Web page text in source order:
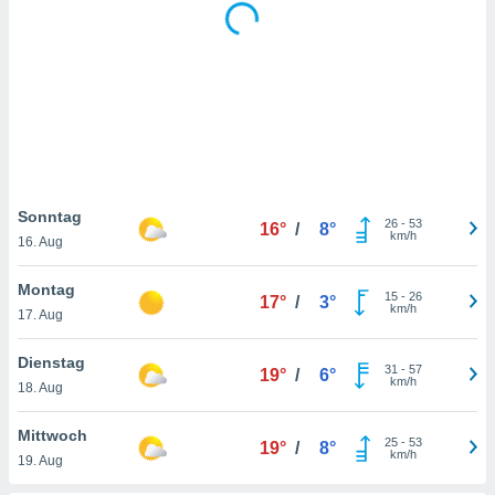
können
von
und
Sie
klicken.
und
Sonntag
16. Aug
16° / 8° 26- 53
km/h
Montag
17. Aug
17° / 3° 15- 26
km/h
Dienstag
18. Aug
19° / 6° 31 - 57
km/h
Mittwoch
19. Aug
19° / 8° 25- 53
km/h